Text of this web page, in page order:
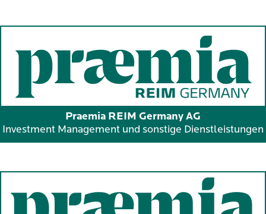
Praemia REIM Germany AG
Investment Management und sonstige Dienstleistungen